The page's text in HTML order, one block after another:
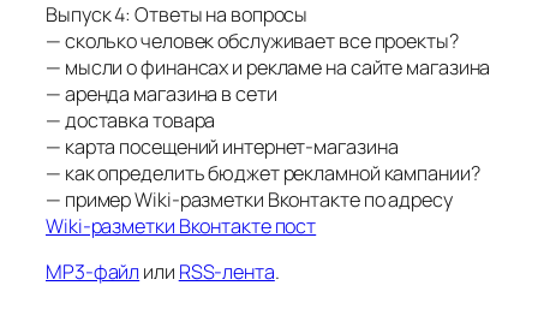
Выпуск 4: Ответы на вопросы
— сколько человек обслуживает все проекты?
— мысли о финансах и рекламе на сайте магазина
— аренда магазина в сети
— доставка товара
— карта посещений интернет-магазина
— как определить бюджет рекламной кампании?
— пример Wiki-разметки Вконтакте по адресу
Wiki-разметки Вконтакте пост
MP3-файл или RSS-лента.